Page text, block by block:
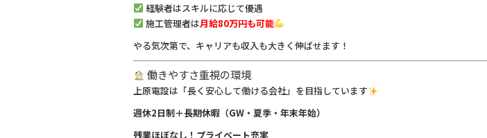
経験者はスキルに応じて優遇
施工管理者は月給80万円も可能
やる気次第で、キャリアも収入も大きく伸ばせます！
働きやすさ重視の環境
上原電設は「長く安心して働ける会社」を目指しています
週休2日制＋長期休暇（GW・夏季・年末年始）
残業ほぼなし！プライベート充実